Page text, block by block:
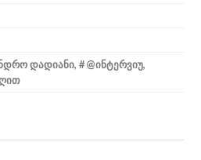
ᲓᲐᲓᲘᲐᲜᲘ, @ᲘᲜᲢᲔᲠᲕᲘᲣ,